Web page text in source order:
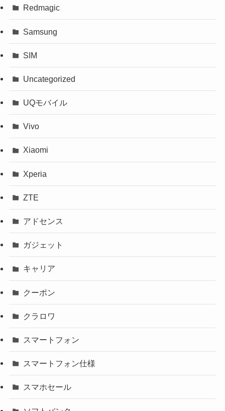
Redmagic
Samsung
SIM
Uncategorized
UQモバイル
Vivo
Xiaomi
Xperia
ZTE
アドセンス
ガジェット
キャリア
クーポン
クラロワ
スマートフォン
スマートフォン仕様
スマホセール